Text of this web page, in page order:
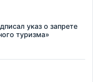
указ о запрете
туризма»